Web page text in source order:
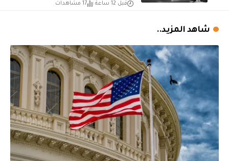
قبل 12 ساعة 17 مشاهدات
شاهد المزيد..